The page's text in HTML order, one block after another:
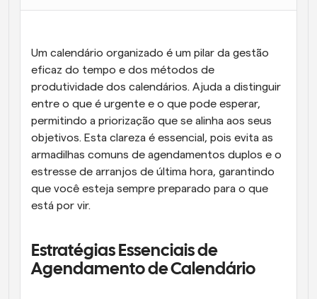
Agendamento potenciado com chamadas
impulsionadas por IA
Blogue
Mantenha-se atualizado com as últimas notícias e
atualizações
Reuniões Instantâneas
Reunião com clientes em minutos
Links de Grupo Dinâmico
Agende reuniões de forma fluida com várias pessoas
Um calendário organizado é um pilar da gestão
eficaz do tempo e dos métodos de
produtividade dos calendários. Ajuda a distinguir
entre o que é urgente e o que pode esperar,
permitindo a priorização que se alinha aos seus
objetivos. Esta clareza é essencial, pois evita as
armadilhas comuns de agendamentos duplos e o
estresse de arranjos de última hora, garantindo
que você esteja sempre preparado para o que
está por vir.
Estratégias Essenciais de
Agendamento de Calendário